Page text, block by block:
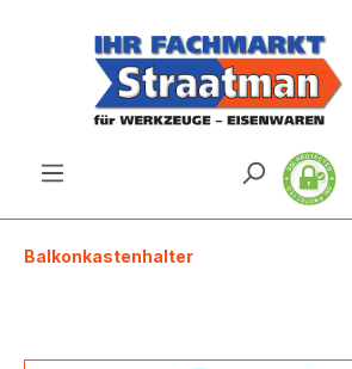
Balkonkastenhalter